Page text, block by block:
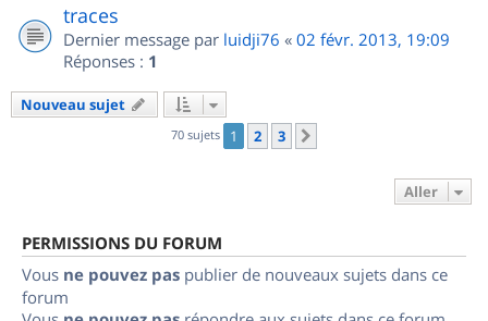
traces
Dernier message par luidji76 « 02 févr. 2013, 19:09
Réponses : 1
Nouveau sujet
70 sujets 1 2 3
Aller
PERMISSIONS DU FORUM
Vous ne pouvez pas publier de nouveaux sujets dans ce
forum